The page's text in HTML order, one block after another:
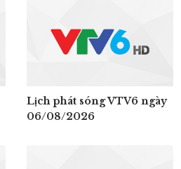
Lịch phát sóng VTV6 ngày
06/08/2026